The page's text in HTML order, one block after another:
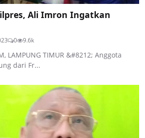
Ali Imron Ingatkan
0 9.6k
LAMPUNG TIMUR &#8212; Anggota
dari Fr...